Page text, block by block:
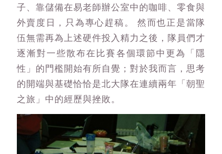
子、靠儲備在易老師辦公室中的咖啡、零食與
外賣度日，只為專心趕稿。 然而也正是當隊
伍無需再為上述硬件投入精力之後，隊員們才
逐漸對一些散布在比賽各個環節中更為「隱
性」的門檻開始有所自覺；對於我而言，思考
的開端與基礎恰恰是北大隊在連續兩年「朝聖
之旅」中的經歷與挫敗。